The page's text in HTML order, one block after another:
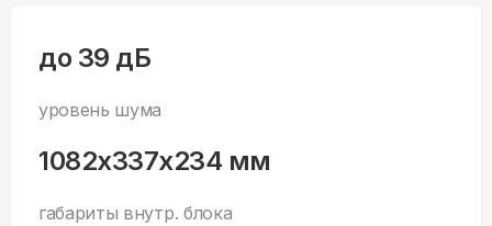
до 39 дБ
уровень шума
1082x337x234 мм
габариты внутр. блока